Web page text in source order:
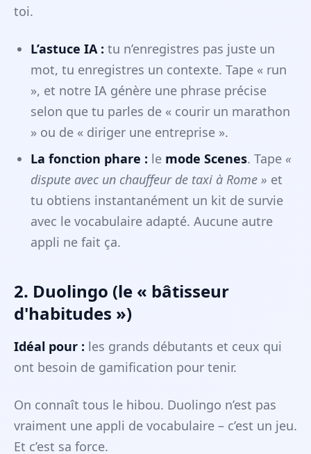
toi.
L’astuce IA : tu n’enregistres pas juste un
mot, tu enregistres un contexte. Tape « run
», et notre IA génère une phrase précise
selon que tu parles de « courir un marathon
» ou de « diriger une entreprise ».
La fonction phare : le mode Scenes. Tape «
dispute avec un chauffeur de taxi à Rome » et
tu obtiens instantanément un kit de survie
avec le vocabulaire adapté. Aucune autre
appli ne fait ça.
2. Duolingo (le « bâtisseur
d'habitudes »)
Idéal pour : les grands débutants et ceux qui
ont besoin de gamification pour tenir.
On connaît tous le hibou. Duolingo n’est pas
vraiment une appli de vocabulaire – c’est un jeu.
Et c’est sa force.